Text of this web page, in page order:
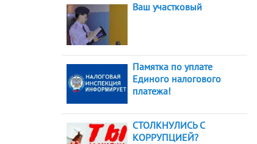
Ваш участковый
Памятка по уплате
Единого налогового
платежа!
СТОЛКНУЛИСЬ С
КОРРУПЦИЕЙ?